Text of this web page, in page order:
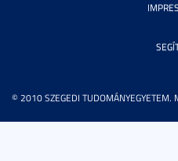
© 2010 SZEGEDI TUDOMÁNYEGYETEM.